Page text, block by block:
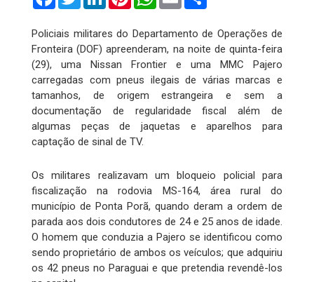
Policiais militares do Departamento de Operações de
Fronteira (DOF) apreenderam, na noite de quinta-feira
(29), uma Nissan Frontier e uma MMC Pajero
carregadas com pneus ilegais de várias marcas e
tamanhos, de origem estrangeira e sem a
documentação de regularidade fiscal além de
algumas peças de jaquetas e aparelhos para
captação de sinal de TV.
Os militares realizavam um bloqueio policial para
fiscalização na rodovia MS-164, área rural do
município de Ponta Porã, quando deram a ordem de
parada aos dois condutores de 24 e 25 anos de idade.
O homem que conduzia a Pajero se identificou como
sendo proprietário de ambos os veículos; que adquiriu
os 42 pneus no Paraguai e que pretendia revendê-los